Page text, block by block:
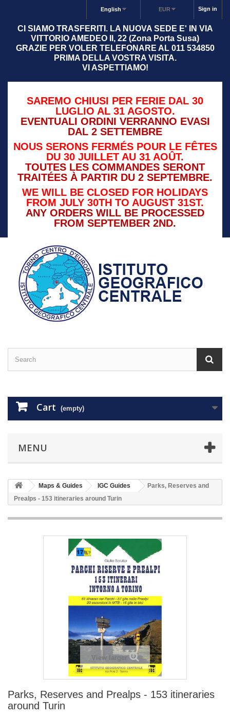
Sign in
EUR
English
CI SIAMO TRASFERITI. LA NUOVA SEDE E' IN VIA
VITTORIO AMEDEO II, 22 (Zona Porta Susa)
GRAZIE PER VOLER TELEFONARE AL 011 534850
PRIMA DELLA VOSTRA VISITA.
VI ASPETTIAMO!
SAREMO CHIUSI PER FERIE DAL 30
LUGLIO AL 31 AGOSTO.
EVENTUALI ORDINI VERRANNO EVASI
DAL 2 SETTEMBRE
NOUS SERONS FERMÉS POUR LE FÊTES
DU 30 JUILLET AU 31 AOÛT.
TOUTES LES COMMANDES SERONT
TRAITÉES À PARTIR DU 2 SEPTEMBRE.
WE WILL BE CLOSED FOR HOLIDAYS
FROM JULY 30TH TO AUGUST 31ST.
ANY ORDERS WILL BE PROCESSED
FROM SEPTEMBER 2ND.
Cart (empty)
MENU
Maps & Guides IGC Guides
Parks, Reserves and
Prealps - 153 itineraries around Turin
View larger
Parks, Reserves and Prealps - 153 itineraries
around Turin